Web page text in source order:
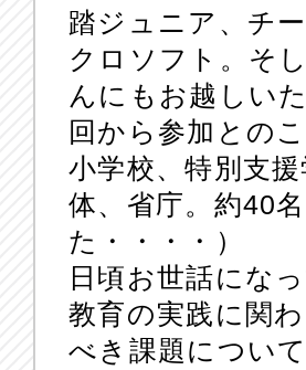
踏ジュニア、チ
クロソフト。そ
んにもお越しい
回から参加とのこ
小学校、特別支
体、省庁。約40
た・・・・）
日頃お世話にな
教育の実践に関
べき課題につい